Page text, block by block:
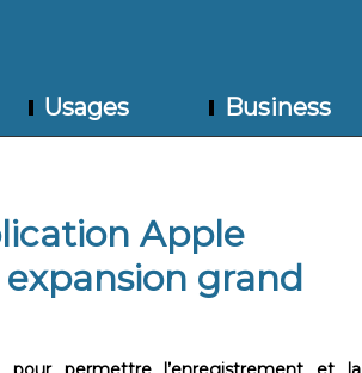
Usages Business
Apple
grand